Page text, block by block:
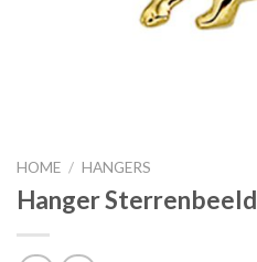
HOME / HANGERS
Hanger Sterrenbeeld